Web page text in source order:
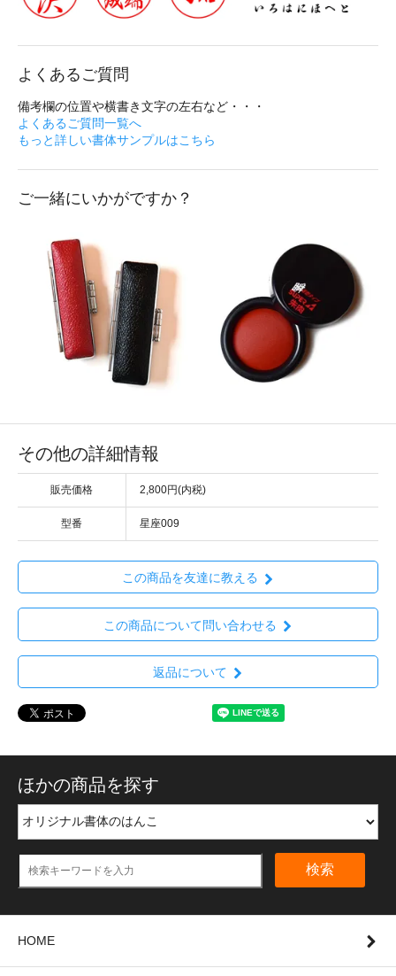
よくあるご質問
備考欄の位置や横書き文字の左右など・・・
よくあるご質問一覧へ
もっと詳しい書体サンプルはこちら
ご一緒にいかがですか？
その他の詳細情報
販売価格 2,800円(内税)
型番 星座009
この商品を友達に教える
この商品について問い合わせる
返品について
ほかの商品を探す
検索
HOME